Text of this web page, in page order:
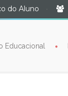
do Aluno ·
Educacional